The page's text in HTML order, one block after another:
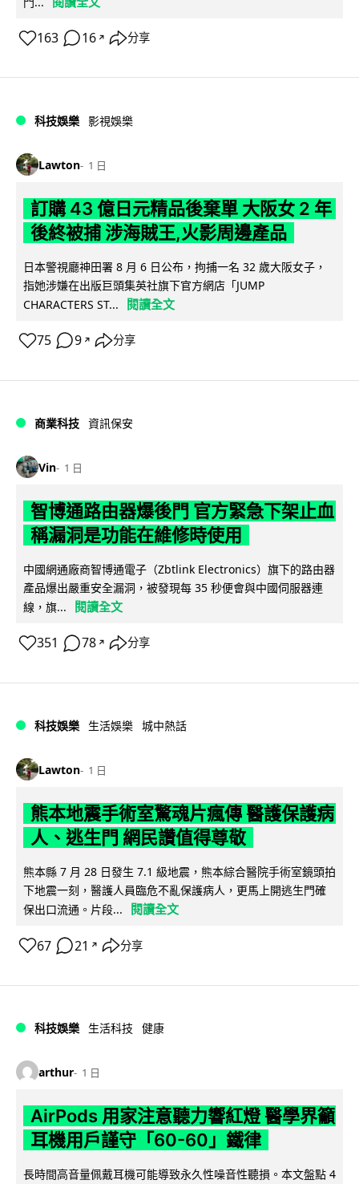
163 16 ↗ 分享
科技娛樂 影視娛樂
Lawton 1 日
訂購 43 億日元精品後棄單 大阪女 2 年
後終被捕 涉海賊王,火影周邊產品
日本警視廳神田署 8 月 6 日公布，拘捕一名 32 歲大阪女子，
指她涉嫌在出版巨頭集英社旗下官方網店「JUMP
CHARACTERS ST...
閱讀全文
75 9 ↗ 分享
商業科技 資訊保安
Vin 1 日
智博通路由器爆後門 官方緊急下架止血
稱漏洞是功能在維修時使用
中國網通廠商智博通電子（Zbtlink Electronics）旗下的路由器
產品爆出嚴重安全漏洞，被發現每 35 秒便會與中國伺服器連
線，旗...
閱讀全文
351 78 ↗ 分享
科技娛樂 生活娛樂 城中熱話
Lawton 1 日
熊本地震手術室驚魂片瘋傳 醫護保護病
人、逃生門 網民讚值得尊敬
熊本縣 7 月 28 日發生 7.1 級地震，熊本綜合醫院手術室鏡頭拍
下地震一刻，醫護人員臨危不亂保護病人，更馬上開逃生門確
保出口流通。片段...
閱讀全文
67 21 ↗ 分享
科技娛樂 生活科技 健康
arthur 1 日
AirPods 用家注意聽力響紅燈 醫學界籲
耳機用戶謹守「60-60」鐵律
長時間高音量佩戴耳機可能導致永久性噪音性聽損。本文盤點 4